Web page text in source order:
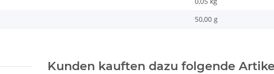
50,00 g
Kunden kauften dazu folgende